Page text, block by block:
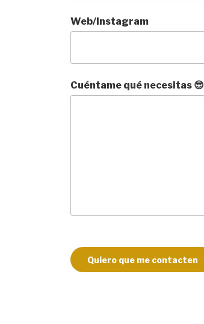
Web/Instagram
Cuéntame qué necesitas 😎
Quiero que me contacten